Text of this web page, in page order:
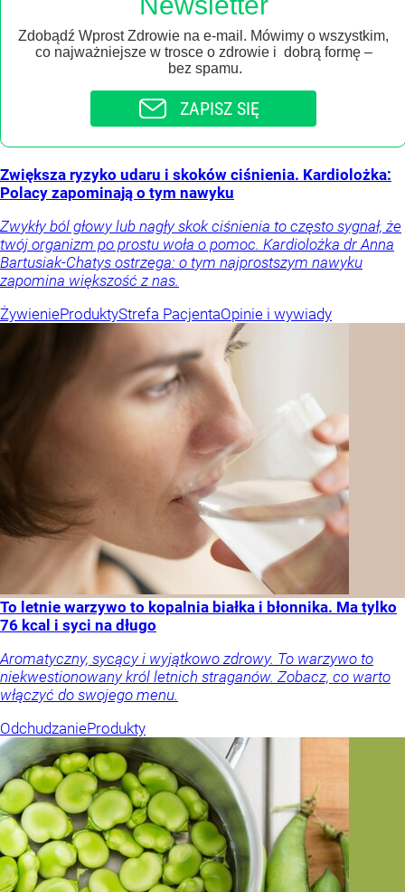
Zdobądź Wprost Zdrowie na e-mail. Mówimy o wszystkim,
co najważniejsze w trosce o zdrowie i dobrą formę –
bez spamu.
ZAPISZ SIĘ
Zwiększa ryzyko udaru i skoków ciśnienia. Kardiolożka:
Polacy zapominają o tym nawyku
Zwykły ból głowy lub nagły skok ciśnienia to często sygnał, że
twój organizm po prostu woła o pomoc. Kardiolożka dr Anna
Bartusiak-Chatys ostrzega: o tym najprostszym nawyku
zapomina większość z nas.
ŻywienieProduktyStrefa PacjentaOpinie i wywiady
To letnie warzywo to kopalnia białka i błonnika. Ma tylko
76 kcal i syci na długo
Aromatyczny, sycący i wyjątkowo zdrowy. To warzywo to
niekwestionowany król letnich straganów. Zobacz, co warto
włączyć do swojego menu.
OdchudzanieProdukty